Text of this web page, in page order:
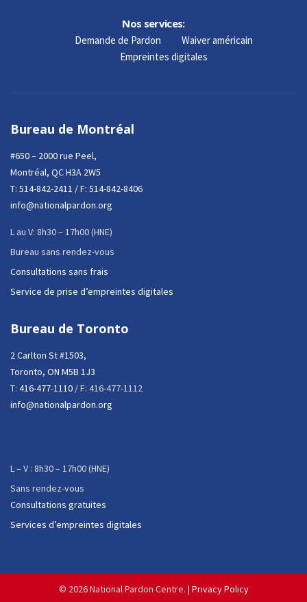
Nos services:
Demande de Pardon
Waiver américain
Empreintes digitales
Bureau de Montréal
#650 – 2000 rue Peel,
Montréal, QC H3A 2W5
T: 514-842-2411 / F: 514-842-8406
info@nationalpardon.org
L au V: 8h30 – 17h00 (HNE)
Bureau sans rendez-vous
Consultations sans frais
Service de prise d’empreintes digitales
Bureau de Toronto
2 Carlton St #1503,
Toronto, ON M5B 1J3
T: 416-477-1110 / F: 416-477-1112
info@nationalpardon.org
L – V : 8h30 – 17h00 (HNE)
Sans rendez-vous
Consultations gratuites
Services d’empreintes digitales
© 2026 National Pardon Centre. | Privacy Policy